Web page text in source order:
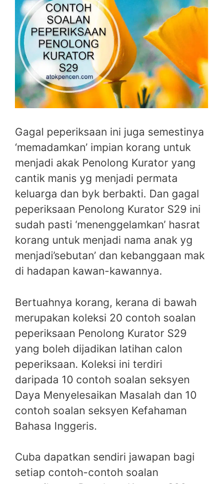
Gagal peperiksaan ini juga semestinya
‘memadamkan’ impian korang untuk
menjadi akak Penolong Kurator yang
cantik manis yg menjadi permata
keluarga dan byk berbakti. Dan gagal
peperiksaan Penolong Kurator S29 ini
sudah pasti ‘menenggelamkan’ hasrat
korang untuk menjadi nama anak yg
menjadi’sebutan’ dan kebanggaan mak
di hadapan kawan-kawannya.
Bertuahnya korang, kerana di bawah
merupakan koleksi 20 contoh soalan
peperiksaan Penolong Kurator S29
yang boleh dijadikan latihan calon
peperiksaan. Koleksi ini terdiri
daripada 10 contoh soalan seksyen
Daya Menyelesaikan Masalah dan 10
contoh soalan seksyen Kefahaman
Bahasa Inggeris.
Cuba dapatkan sendiri jawapan bagi
setiap contoh-contoh soalan